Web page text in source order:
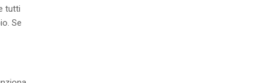
tutti
Se